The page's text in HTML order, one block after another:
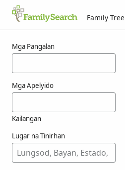
Family Tree
Mga Pangalan
Mga Apelyido
Kailangan
Lugar na Tinirhan